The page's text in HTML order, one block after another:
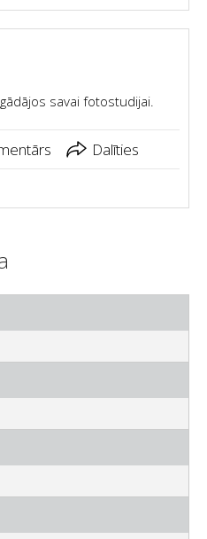
savai fotostudijai.
Dalīties